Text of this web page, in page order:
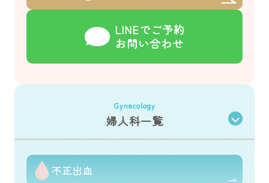
LINEでご予約
お問い合わせ
Gynecology
婦人科一覧
不正出血